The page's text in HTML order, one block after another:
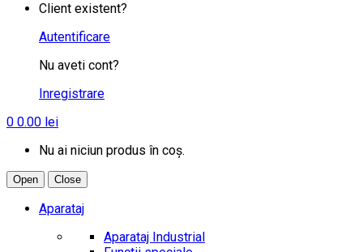
Client existent?
Autentificare
Nu aveti cont?
Inregistrare
0 0.00 lei
Nu ai niciun produs în coș.
Open Close
Aparataj
Aparataj Industrial